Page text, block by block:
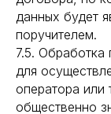
данных будет
поручителем.
7.5.
для
оператора или
общественно